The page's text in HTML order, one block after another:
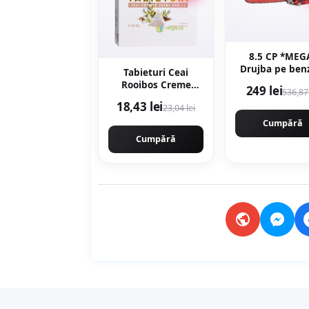
Tabieturi Ceai
Rooibos Creme
piramida
18,43 lei23,04 lei
Cumpără
8.5 CP
Drujba pe
12000rpm,
9800
249 lei
Cumpără